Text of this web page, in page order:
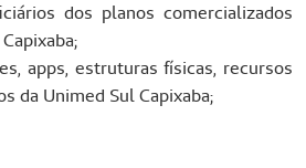
dos planos comercializados
apps, estruturas físicas, recursos
da Unimed Sul Capixaba;